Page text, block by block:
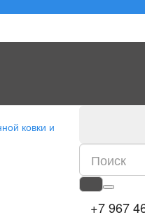
ковки и
+7 967